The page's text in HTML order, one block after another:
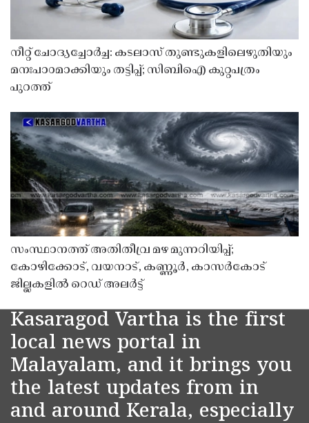
നീറ്റ് ചോദ്യച്ചോർച്ച: കടലാസ് തുണ്ടുകളിലെഴുതിയും
മനഃപാഠമാക്കിയും തട്ടിപ്പ്; സിബിഐ കുറ്റപത്രം
പുറത്ത്
സംസ്ഥാനത്ത് അതിതീവ്ര മഴ മുന്നറിയിപ്പ്;
കോഴിക്കോട്, വയനാട്, കണ്ണൂർ, കാസർകോട്
ജില്ലകളിൽ റെഡ് അലർട്ട്
Kasaragod Vartha is the first
local news portal in
Malayalam, and it brings you
the latest updates from in
and around Kerala, especially